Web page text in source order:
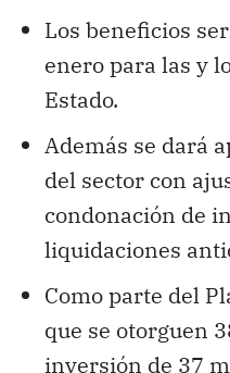
Los beneficios
enero para las y
Estado.
Además se dará
del sector con
condonación de
liquidaciones
Como parte del
que se otorguen
inversión de 37